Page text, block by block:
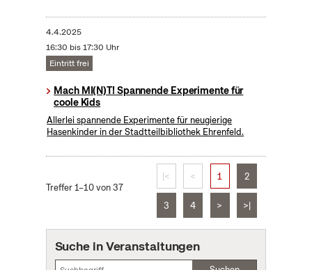
4.4.2025
16:30 bis 17:30 Uhr
Eintritt frei
Mach MI(N)T! Spannende Experimente für
coole Kids
Allerlei spannende Experimente für neugierige
Hasenkinder in der Stadtteilbibliothek Ehrenfeld.
Treffer 1–10 von 37
|< < 1 2
3 4 > >|
Suche in Veranstaltungen